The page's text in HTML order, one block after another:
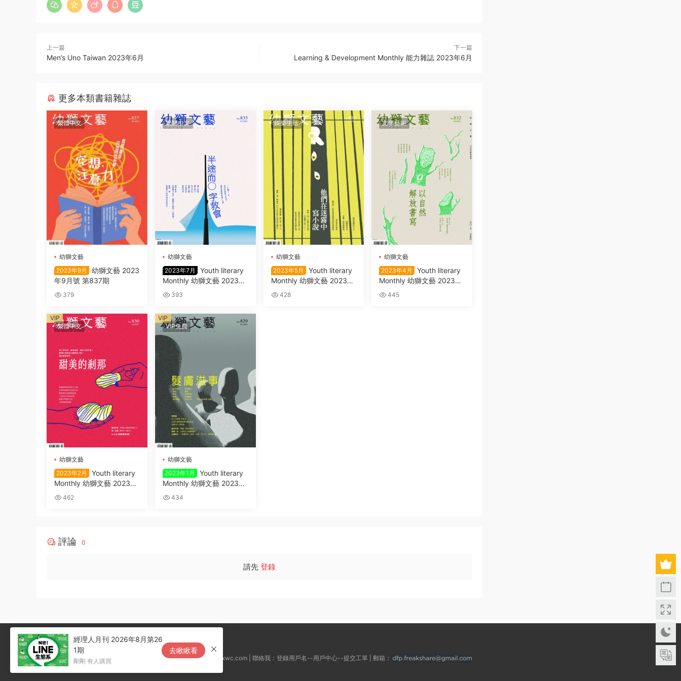
上一篇
Men’s Uno Taiwan 2023年6月
下一篇
Learning & Development Monthly 能力雜誌 2023年6月
更多本類書籍雜誌
繁體中文
幼獅文藝
2023年9月
幼獅文藝 2023
年9月號 第837期
379
繁體中文
幼獅文藝
2023年7月
Youth literary
Monthly 幼獅文藝 2023年
7月393
娛樂生活
幼獅文藝
2023年5月
Youth literary
Monthly 幼獅文藝 2023年
5月428
文學藝術
幼獅文藝
2023年4月
Youth literary
Monthly 幼獅文藝 2023年
4月445
繁體中文
幼獅文藝
2023年2月
Youth literary
Monthly 幼獅文藝 2023年
03 2月
462
VIP
VIP免費
幼獅文藝
2023年1月
Youth literary
Monthly 幼獅文藝 2023年
1月434
VIP
評論 0
請先 登錄
@Boxwc.com | 聯絡我：登錄用戶名--用戶中心--提交工單 | 郵箱：
經理人月刊 2026年8月第26
1期
剛剛 有人購買
去瞅瞅看